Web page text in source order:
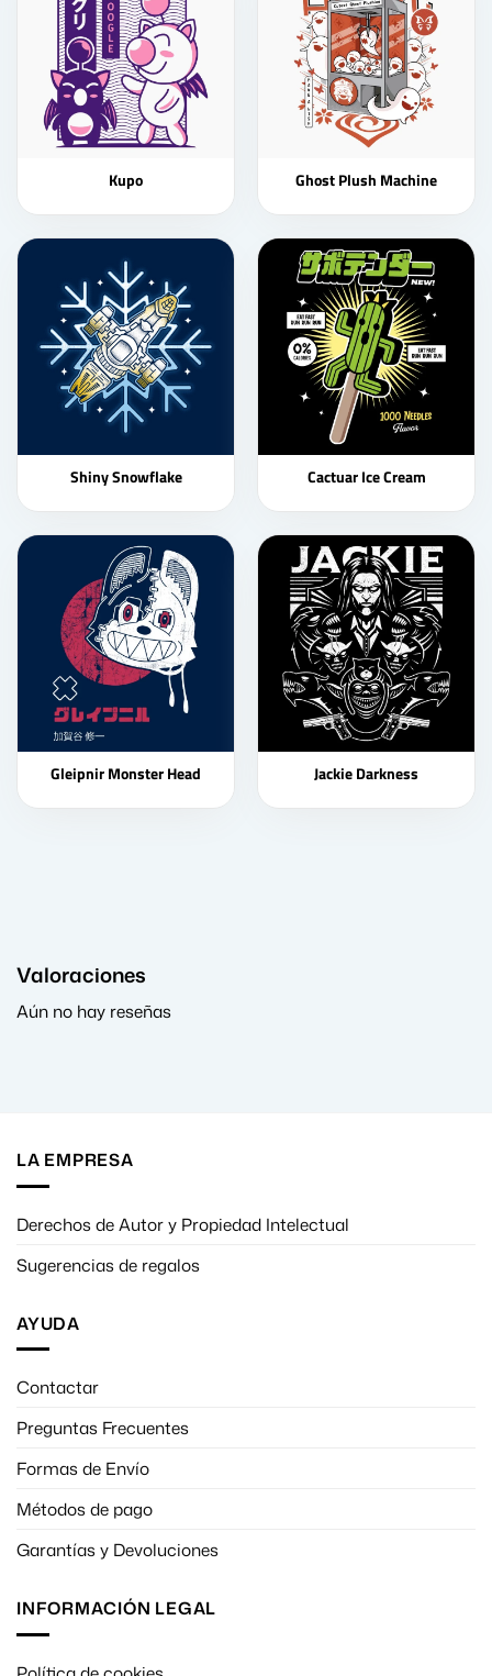
Kupo Ghost Plush Machine
Shiny Snowflake Cactuar Ice Cream
Gleipnir Monster Head Jackie Darkness
Valoraciones
Aún no hay reseñas
LA EMPRESA
Derechos de Autor y Propiedad Intelectual
Sugerencias de regalos
AYUDA
Contactar
Preguntas Frecuentes
Formas de Envío
Métodos de pago
Garantías y Devoluciones
INFORMACIÓN LEGAL